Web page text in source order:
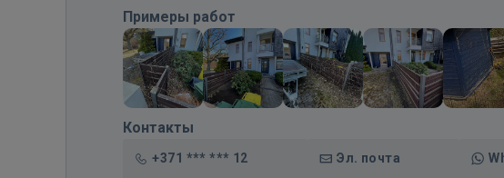
Примеры работ
Контакты
+371 *** *** 12 Эл. почта